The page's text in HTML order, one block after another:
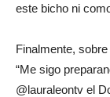
este bicho ni
Finalmente,
“Me sigo
@lauraleontv el